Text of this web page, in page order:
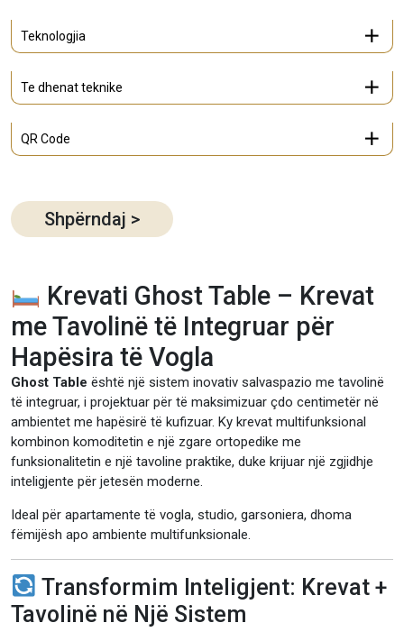
Teknologjia
Te dhenat teknike
QR Code
Shpërndaj >
Krevati Ghost Table – Krevat
me Tavolinë të Integruar për
Hapësira të Vogla
Ghost Table është një sistem inovativ salvaspazio me tavolinë
të integruar, i projektuar për të maksimizuar çdo centimetër në
ambientet me hapësirë të kufizuar. Ky krevat multifunksional
kombinon komoditetin e një zgare ortopedike me
funksionalitetin e një tavoline praktike, duke krijuar një zgjidhje
inteligjente për jetesën moderne.
Ideal për apartamente të vogla, studio, garsoniera, dhoma
fëmijësh apo ambiente multifunksionale.
Transformim Inteligjent: Krevat +
Tavolinë në Një Sistem